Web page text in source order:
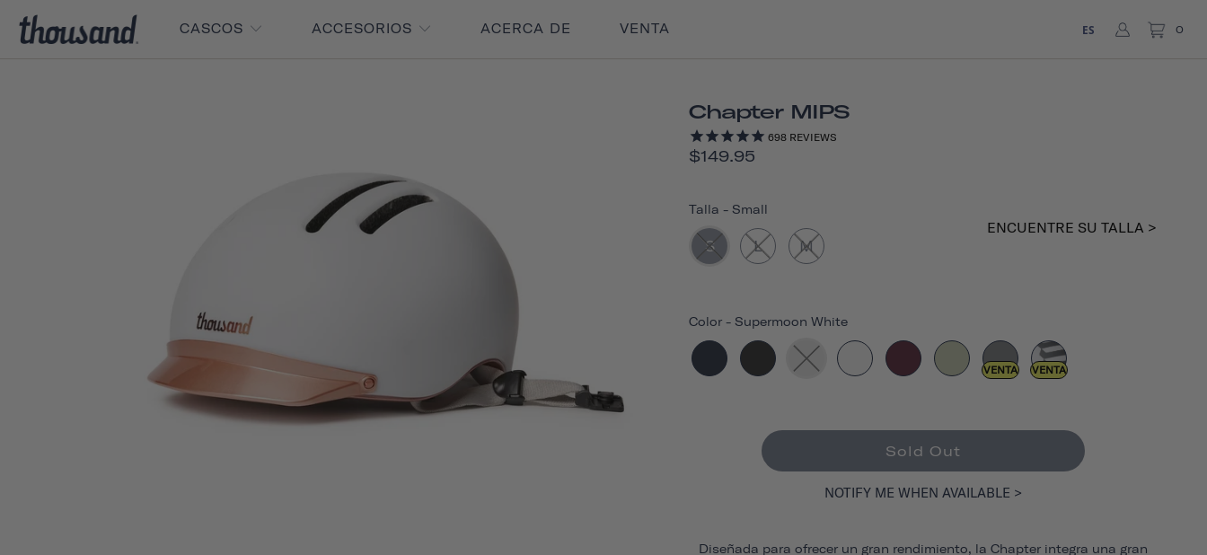
CASCOS ACCESORIOS ACERCA DE VENTA ES 0
Chapter MIPS
698 REVIEWS
$149.95
Color - Supermoon White
VENTA VENTA
Talla - Small
S L M
ENCUENTRE SU TALLA >
Sold Out
NOTIFY ME WHEN AVAILABLE >
Diseñada para ofrecer un gran rendimiento, la Chapter integra una gran